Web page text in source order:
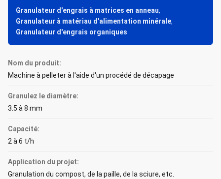
Granulateur d'engrais à matrices en anneau,
Granulateur à matériau d'alimentation minérale,
Granulateur d'engrais organiques
Nom du produit:
Machine à pelleter à l'aide d'un procédé de décapage
Granulez le diamètre:
3.5 à 8 mm
Capacité:
2 à 6 t/h
Application du projet:
Granulation du compost, de la paille, de la sciure, etc.